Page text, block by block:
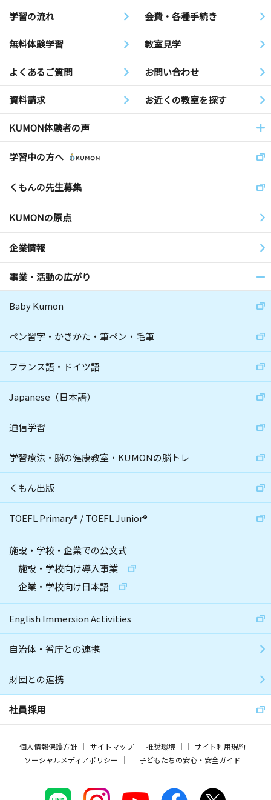
学習の流れ 会費・各種手続き
無料体験学習 教室見学
よくあるご質問 お問い合わせ
資料請求 お近くの教室を探す
KUMON体験者の声
学習中の方へ
くもんの先生募集
KUMONの原点
企業情報
事業・活動の広がり
Baby Kumon
ペン習字・かきかた・筆ペン・毛筆
フランス語・ドイツ語
Japanese（日本語）
通信学習
学習療法・脳の健康教室・KUMONの脳トレ
くもん出版
TOEFL Primary® /TOEFL Junior®
施設・学校・企業での公文式
施設・学校向け導入事業
企業・学校向け日本語
English Immersion Activities
自治体・省庁との連携
財団との連携
社員採用
個人情報保護方針 サイトマップ 推奨環境
サイト利用規約
ソーシャルメディアポリシー
子どもたちの安心・安全ガイド